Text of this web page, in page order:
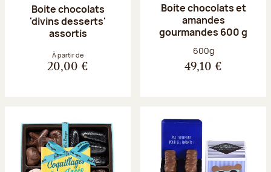
Boite chocolats
'divins desserts'
assortis
À partir de
20,00 €
Boite chocolats et
amandes
gourmandes 600 g
Poids net :
600g
49,10 €